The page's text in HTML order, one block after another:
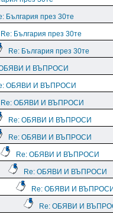
България през 30те
Re: България през 30те
Re: България през 30те
ОБЯВИ И ВЪПРОСИ
ОБЯВИ И ВЪПРОСИ
Re: ОБЯВИ И ВЪПРОСИ
Re: ОБЯВИ И ВЪПРОСИ
Re: ОБЯВИ И ВЪПРОСИ
Re: ОБЯВИ И ВЪПРОСИ
Re: ОБЯВИ И ВЪПРОСИ
Re: ОБЯВИ И
Re: ОБЯВИ И